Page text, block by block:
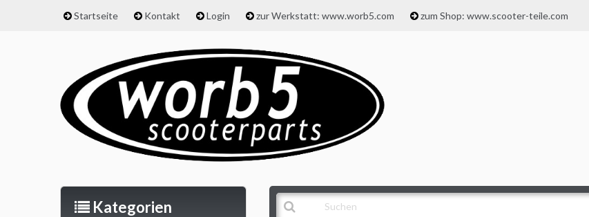
Startseite Kontakt Login zur Werkstatt: www.worb5.com zum Shop: www.scooter-teile.com
Kategorien